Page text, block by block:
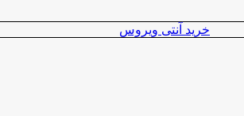
خرید آنتی ویروس